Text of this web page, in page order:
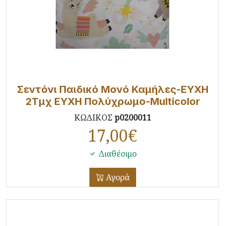
Σεντόνι Παιδικό Μονό Καμήλες-ΕΥΧΗ
2Τμχ ΕΥΧΗ Πολύχρωμο-Multicolor
ΚΩΔΙΚΟΣ p0200011
17,00€
Διαθέσιμο
Αγορά